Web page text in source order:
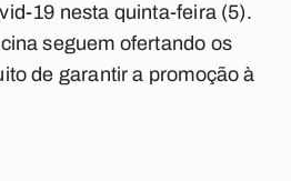
19 nesta quinta-feira (5).
seguem ofertando os
de garantir a promoção à